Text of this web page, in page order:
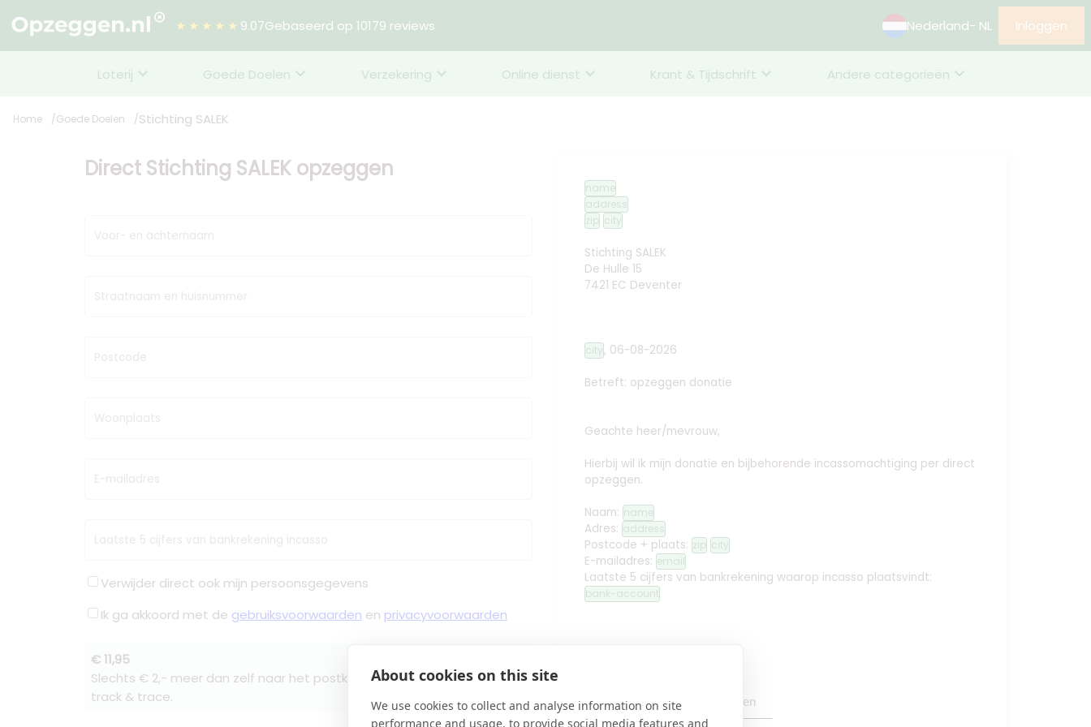
About cookies on this site
We use cookies to collect and analyse information on site
performance and usage, to provide social media features and
★★★★★ 9.07Gebaseerd op 10179 reviews Nederland- NL Inloggen
Loterij Goede Doelen Verzekering Online dienst Krant & Tijdschrift Andere categorieën
Home Goede Doelen Stichting SALEK
Direct Stichting SALEK opzeggen
Voor- en achternaam
Straatnaam en huisnummer
Postcode
Woonplaats
E-mailadres
Laatste 5 cijfers van bankrekening incasso
Verwijder direct ook mijn persoonsgegevens
Ik ga akkoord met de gebruiksvoorwaarden en privacyvoorwaarden
€ 11,95
Slechts € 2,- meer dan zelf naar het postkantoor gaan, inclusief PostNL
track & trace.
name
address
zip city
Stichting SALEK
De Hulle 15
7421 EC Deventer
city, 06-08-2026
Betreft: opzeggen donatie
Geachte heer/mevrouw,
Hierbij wil ik mijn donatie en bijbehorende incassomachtiging per direct
opzeggen.
Naam: name
Adres: address
Postcode + plaats: zip city
E-mailadres: email
Laatste 5 cijfers van bankrekening waarop incasso plaatsvindt:
bank-account
editHandtekening toevoegen